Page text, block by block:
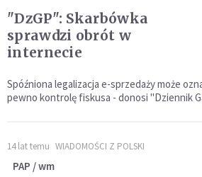
"DzGP": Skarbówka
sprawdzi obrót w
internecie
Spóźniona legalizacja e-sprzedaży może
pewno kontrolę fiskusa - donosi "Dziennik
14 lat temu WIADOMOŚCI Z POLSKI
PAP / wm